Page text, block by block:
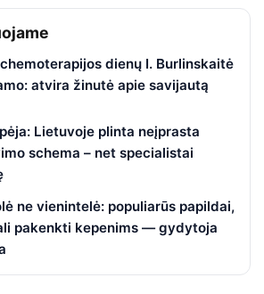
dienų I. Burlinskaitė
atvira žinutė apie savijautą
Lietuvoje plinta neįprasta
schema – net specialistai
ne vienintelė: populiarūs papildai,
pakenkti kepenims — gydytoja